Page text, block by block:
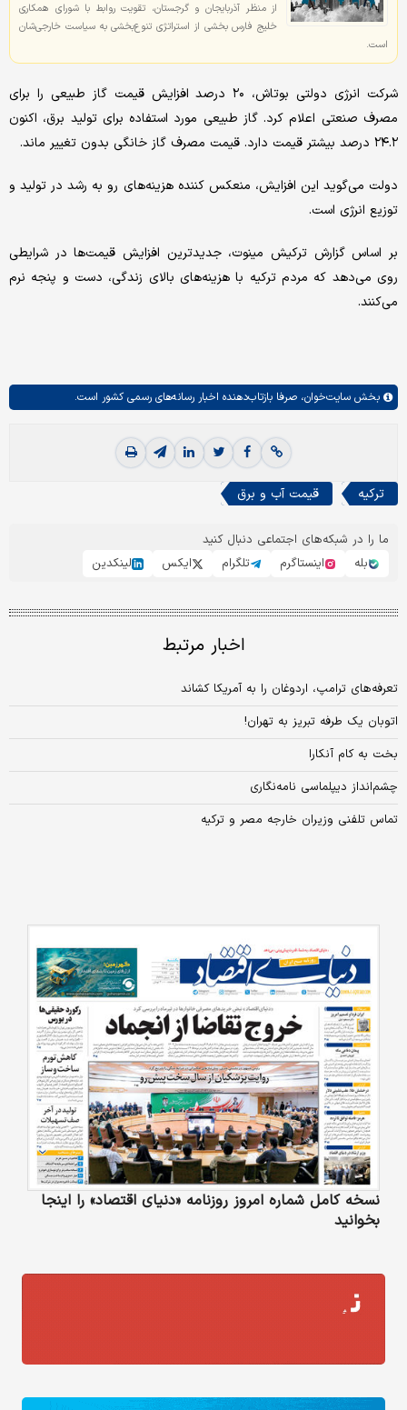
از منظر آذربایجان و گرجستان، تقویت روابط با شورای همکاری
خلیج فارس بخشی از استراتژی تنوع‌بخشی به سیاست خارجی‌شان
است.
شرکت انرژی دولتی بوتاش، ۲۰ درصد افزایش قیمت گاز طبیعی را برای
مصرف صنعتی اعلام کرد. گاز طبیعی مورد استفاده برای تولید برق، اکنون
۲۴.۲ درصد بیشتر قیمت دارد. قیمت مصرف گاز خانگی بدون تغییر ماند.
دولت می‌گوید این افزایش، منعکس کننده هزینه‌های رو به رشد در تولید و
توزیع انرژی است.
بر اساس گزارش ترکیش مینوت، جدیدترین افزایش قیمت‌ها در شرایطی
روی می‌دهد که مردم ترکیه با هزینه‌های بالای زندگی، دست و پنجه نرم
می‌کنند.
بخش سایت‌خوان، صرفا بازتاب‌دهنده اخبار رسانه‌های رسمی کشور است.
ترکیه قیمت آب و برق
ما را در شبکه‌های اجتماعی دنبال کنید
بله
اینستاگرم تلگرام ایکس لینکدین
اخبار مرتبط
تعرفه‌های ترامپ، اردوغان را به آمریکا کشاند
اتوبان یک طرفه تبریز به تهران!
بخت به کام آنکارا
چشم‌انداز دیپلماسی نامه‌نگاری
تماس تلفنی وزیران خارجه مصر و ترکیه
نسخه کامل شماره امروز روزنامه «دنیای‌ اقتصاد» را اینجا
بخوانید